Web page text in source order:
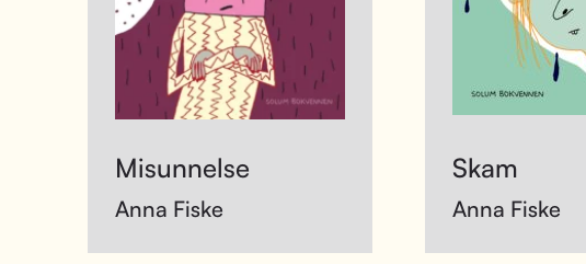
Misunnelse
Anna Fiske
Skam
Anna Fiske